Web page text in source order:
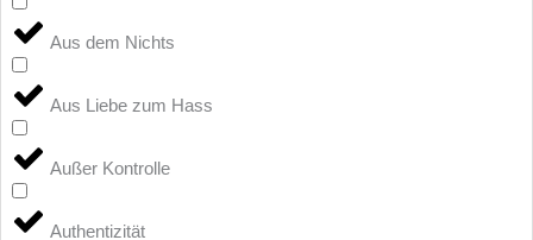
Aus dem Nichts
Aus Liebe zum Hass
Außer Kontrolle
Authentizität